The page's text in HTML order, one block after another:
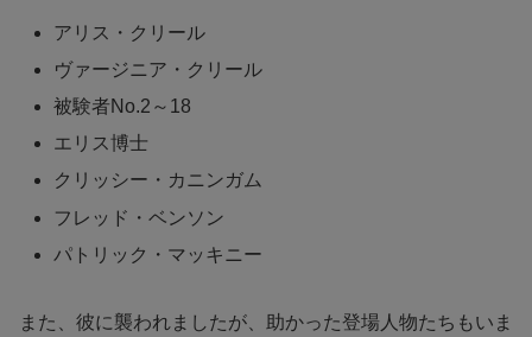
アリス・クリール
ヴァージニア・クリール
被験者No.2～18
エリス博士
クリッシー・カニンガム
フレッド・ベンソン
パトリック・マッキニー
また、彼に襲われましたが、助かった登場人物たちもいま